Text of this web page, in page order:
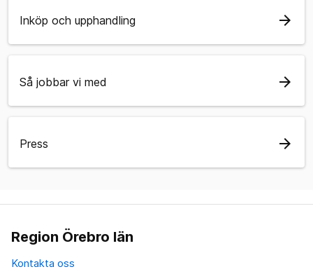
Inköp och upphandling arrow_forward
Så jobbar vi med arrow_forward
Press arrow_forward
Region Örebro län
Kontakta oss